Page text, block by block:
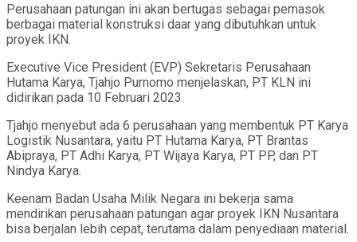
Perusahaan patungan ini akan bertugas sebagai pemasok
berbagai material konstruksi daar yang dibutuhkan untuk
proyek IKN.
Executive Vice President (EVP) Sekretaris Perusahaan
Hutama Karya, Tjahjo Purnomo menjelaskan, PT KLN ini
didirikan pada 10 Februari 2023.
Tjahjo menyebut ada 6 perusahaan yang membentuk PT Karya
Logistik Nusantara, yaitu PT Hutama Karya, PT Brantas
Abipraya, PT Adhi Karya, PT Wijaya Karya, PT PP, dan PT
Nindya Karya.
Keenam Badan Usaha Milik Negara ini bekerja sama
mendirikan perusahaan patungan agar proyek IKN Nusantara
bisa berjalan lebih cepat, terutama dalam penyediaan material.